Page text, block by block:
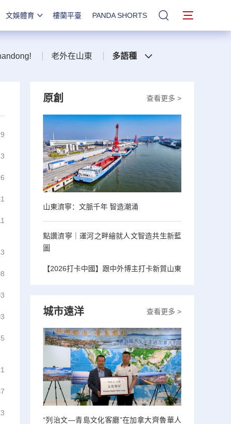
文娛體育 樓蘭平臺 PANDA SHORTS 站內搜索
老外在山東 多語種
查看更多 >
原創
山東濟寧：文脈千年 智造潮涌
點讚濟寧｜運河之畔繪就人文智造共生新藍
圖
【2026打卡中國】跟中外博主打卡新質山東
查看更多 >
城市遠洋
“列治文—青島文化客廳”在加拿大齊魯華人